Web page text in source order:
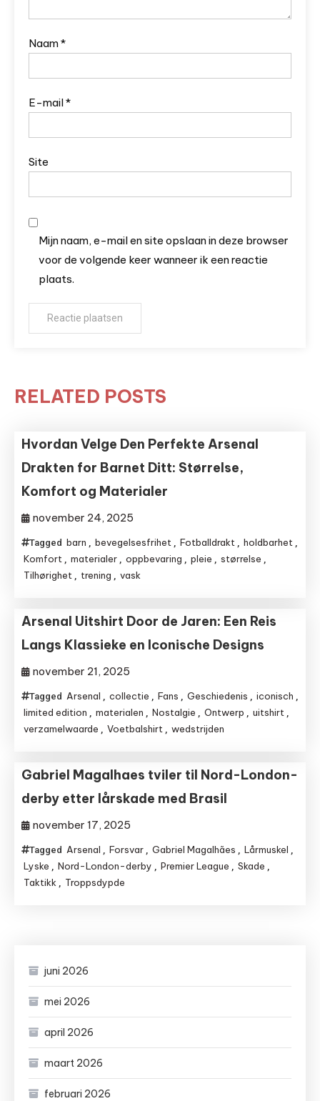
Naam*
E-mail*
Site
Mijn naam, e-mail en site opslaan in deze browser
voor de volgende keer wanneer ik een reactie
plaats.
RELATED POSTS
Hvordan Velge Den Perfekte Arsenal
Drakten for Barnet Ditt: Størrelse,
Komfort og Materialer
november 24, 2025
Tagged barn , bevegelsesfrihet , Fotballdrakt , holdbarhet ,
Komfort , materialer , oppbevaring , pleie , størrelse ,
Tilhørighet , trening , vask
Arsenal Uitshirt Door de Jaren: Een Reis
Langs Klassieke en Iconische Designs
november 21, 2025
Tagged Arsenal , collectie , Fans , Geschiedenis , iconisch ,
limited edition , materialen , Nostalgie , Ontwerp , uitshirt ,
verzamelwaarde , Voetbalshirt , wedstrijden
Gabriel Magalhaes tviler til Nord-London-
derby etter lårskade med Brasil
november 17, 2025
Tagged Arsenal , Forsvar , Gabriel Magalhães , Lårmuskel ,
Lyske , Nord-London-derby , Premier League , Skade ,
Taktikk , Troppsdypde
juni 2026
mei 2026
april 2026
maart 2026
februari 2026